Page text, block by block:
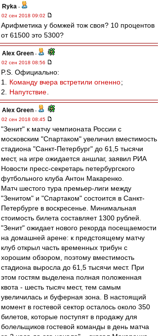
Ryka -
02 сен 2018 09:02
Арифметика у бомжей тож своя? 10 процентов
от 61500 это 5300?
Alex Green -
02 сен 2018 08:56
P.S. Официально:
1.
Команду вчера встретили огненно;
2.
Напутствие
Alex Green -
02 сен 2018 08:45
"Зенит" к матчу чемпионата России с
московским "Спартаком" увеличил вместимость
стадиона "Санкт-Петербург" до 61,5 тысячи
мест, на игре ожидается аншлаг, заявил РИА
Новости пресс-секретарь петербургского
футбольного клуба Антон Макаренко.
Матч шестого тура премьер-лиги между
"Зенитом" и "Спартаком" состоится в Санкт-
Петербурге в воскресенье. Минимальная
стоимость билета составляет 1300 рублей.
"Зенит" ожидает нового рекорда посещаемости
на домашней арене: к предстоящему матчу
клуб открыл часть временных трибун с
хорошим обзором, поэтому вместимость
стадиона выросла до 61,5 тысячи мест. При
этом гостям выделена полная положенная
квота - шесть тысяч мест, тем самым
увеличилась и буферная зона. В настоящий
момент в гостевой сектор осталось около 350
билетов, которые поступят в продажу для
болельщиков гостевой команды в день матча